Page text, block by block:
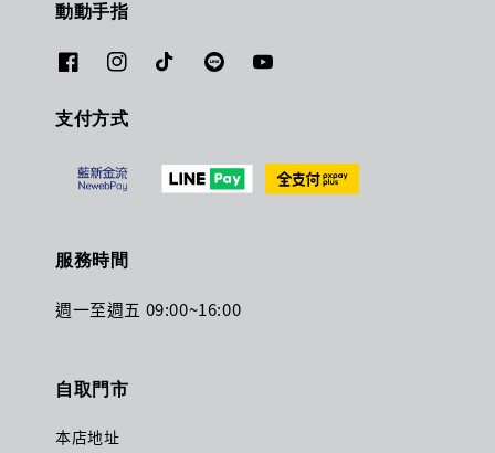
動動手指
支付方式
服務時間
週一至週五 09:00~16:00
自取門市
本店地址